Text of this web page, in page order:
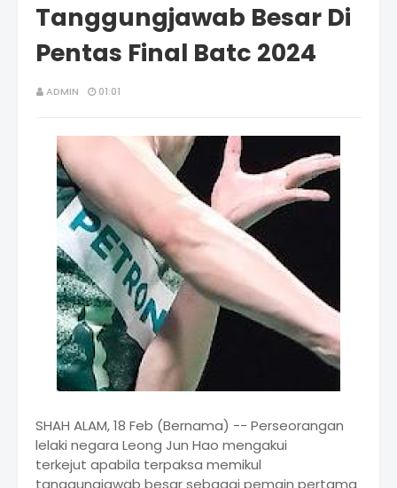
Tanggungjawab Besar Di
Pentas Final Batc 2024
ADMIN 01:01
SHAH ALAM, 18 Feb (Bernama) -- Perseorangan
lelaki negara Leong Jun Hao mengakui
terkejut apabila terpaksa memikul